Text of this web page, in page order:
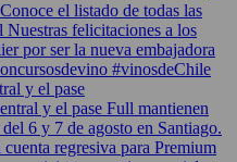
y el pase